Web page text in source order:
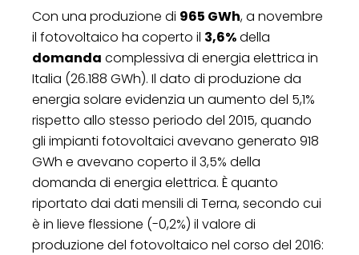
Con una produzione di 965 GWh, a novembre
il fotovoltaico ha coperto il 3,6%della
domanda complessiva di energia elettrica in
Italia (26.188 GWh). Il dato di produzione da
energia solare evidenzia un aumento del 5,1%
rispetto allo stesso periodo del 2015, quando
gli impianti fotovoltaici avevano generato 918
GWh e avevano coperto il 3,5% della
domanda di energia elettrica. È quanto
riportato dai dati mensili di Terna, secondo cui
è in lieve flessione (-0,2%) il valore di
produzione del fotovoltaico nel corso del 2016: